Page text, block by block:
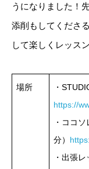
うになりました！
添削もしてくださ
して楽しくレッス
場所
・
https://
・ココ
分）
・出張